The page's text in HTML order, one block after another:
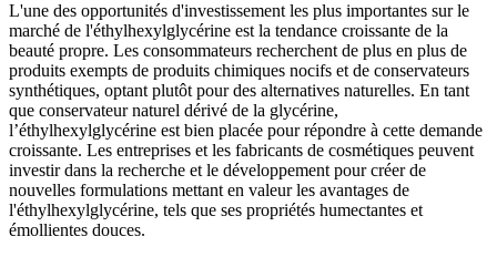
L'une des opportunités d'investissement les plus importantes sur le
marché de l'éthylhexylglycérine est la tendance croissante de la
beauté propre. Les consommateurs recherchent de plus en plus de
produits exempts de produits chimiques nocifs et de conservateurs
synthétiques, optant plutôt pour des alternatives naturelles. En tant
que conservateur naturel dérivé de la glycérine,
l’éthylhexylglycérine est bien placée pour répondre à cette demande
croissante. Les entreprises et les fabricants de cosmétiques peuvent
investir dans la recherche et le développement pour créer de
nouvelles formulations mettant en valeur les avantages de
l'éthylhexylglycérine, tels que ses propriétés humectantes et
émollientes douces.